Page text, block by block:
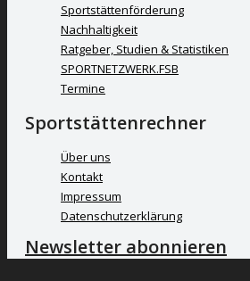
Sportstättenförderung
Nachhaltigkeit
Ratgeber, Studien & Statistiken
SPORTNETZWERK.FSB
Termine
Sportstättenrechner
Über uns
Kontakt
Impressum
Datenschutzerklärung
Newsletter abonnieren